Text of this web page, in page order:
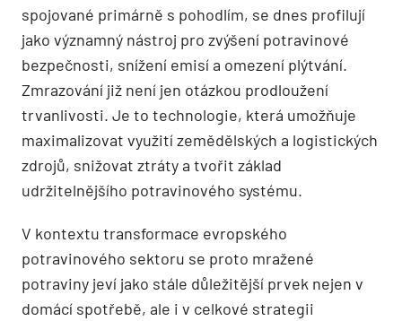
spojované primárně s pohodlím, se dnes profilují
jako významný nástroj pro zvýšení potravinové
bezpečnosti, snížení emisí a omezení plýtvání.
Zmrazování již není jen otázkou prodloužení
trvanlivosti. Je to technologie, která umožňuje
maximalizovat využití zemědělských a logistických
zdrojů, snižovat ztráty a tvořit základ
udržitelnějšího potravinového systému.
V kontextu transformace evropského
potravinového sektoru se proto mražené
potraviny jeví jako stále důležitější prvek nejen v
domácí spotřebě, ale i v celkové strategii